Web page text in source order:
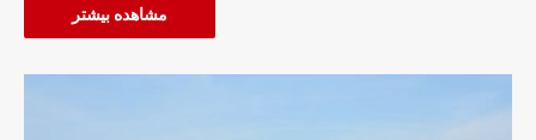
مشاهده بیشتر